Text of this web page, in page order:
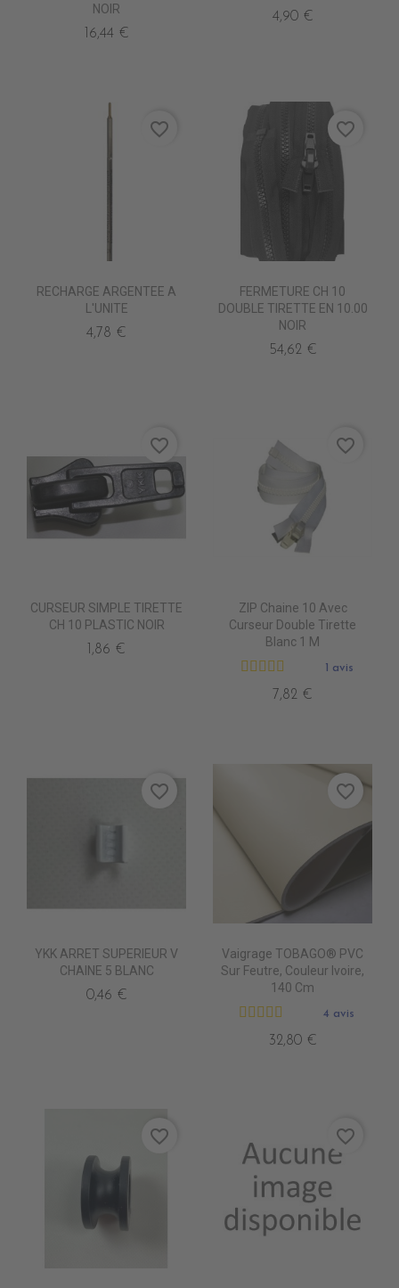
NOIR
16,44 €
4,90 €
RECHARGE ARGENTEE A
L'UNITE
4,78 €
favorite_border
FERMETURE CH 10
DOUBLE TIRETTE EN 10.00
NOIR
54,62 €
favorite_border
CURSEUR SIMPLE TIRETTE
CH 10 PLASTIC NOIR
1,86 €
favorite_border
ZIP Chaine 10 Avec
Curseur Double Tirette
Blanc 1 M
1 avis
7,82 €
favorite_border
YKK ARRET SUPERIEUR V
CHAINE 5 BLANC
0,46 €
favorite_border
Vaigrage TOBAGO® PVC
Sur Feutre, Couleur Ivoire,
140 Cm
4 avis
32,80 €
favorite_border
favorite_border favorite_border